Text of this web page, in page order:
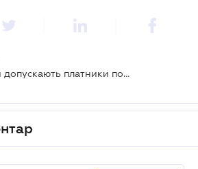
Які основні помилки допускають платники податків при декларуванні бюджетного відшкодування